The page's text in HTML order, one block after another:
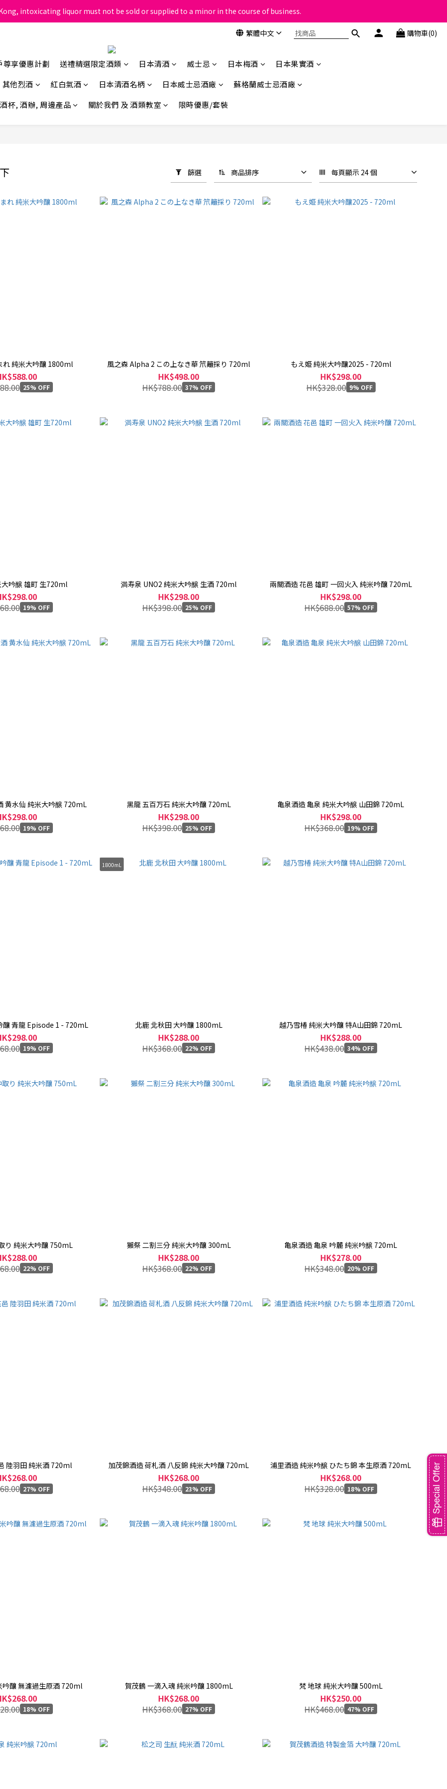
據香港法律，不得在業務過程中，向未成年人售賣或供應令人醺醉的酒類
intoxicating liquor must not be sold or supplied to a minor in the course of business.
繁體中文 購物車(0)
尊享優惠計劃 送禮精選限定酒類 日本清酒 威士忌 日本梅酒
日本果實酒
其他烈酒
紅白氣酒 日本清酒名柄 日本威士忌酒廠
蘇格蘭威士忌酒廠
酒杯, 酒辦, 周邊產品
關於我們 及 酒類教室 限時優惠/套裝
篩選 商品排序 每頁顯示 24 個
れ 純米大吟釀 1800ml
25% OFF
風之森 Alpha 2 この上なき華 笊籬採り 720ml
HK$498.00
HK$788.00 37% OFF
もえ姫 純米大吟釀2025 - 720ml
HK$298.00
HK$328.00 9% OFF
吟醸 雄町 生720ml
19% OFF
満寿泉 UNO2 純米大吟醸 生酒 720ml
HK$298.00
HK$398.00 25% OFF
兩關酒造 花邑 雄町 一回火入 純米吟釀 720mL
HK$298.00
HK$688.00 57% OFF
黄水仙 純米大吟醸 720mL
19% OFF
黑龍 五百万石 純米大吟釀 720mL
HK$298.00
HK$398.00 25% OFF
亀泉酒造 亀泉 純米大吟醸 山田錦 720mL
HK$298.00
HK$368.00 19% OFF
本田商店 龍力 大吟釀 青龍 Episode 1 - 720mL
19% OFF
1800mL
北鹿 北秋田 大吟釀 1800mL
HK$288.00
HK$368.00 22% OFF
越乃雪椿 純米大吟釀 特A山田錦 720mL
HK$288.00
HK$438.00 34% OFF
り 純米大吟釀 750mL
22% OFF
獺祭 二割三分 純米大吟釀 300mL
HK$288.00
HK$368.00 22% OFF
亀泉酒造 亀泉 吟麓 純米吟醸 720mL
HK$278.00
HK$348.00 20% OFF
陸羽田 純米酒 720ml
27% OFF
加茂錦酒造 荷札酒 八反錦 純米大吟釀 720mL
HK$268.00
HK$348.00 23% OFF
浦里酒造 純米吟醸 ひたち錦 本生原酒 720mL
HK$268.00
HK$328.00 18% OFF
吟釀 無濾過生原酒 720ml
18% OFF
賀茂鶴 一滴入魂 純米吟釀 1800mL
HK$268.00
HK$368.00 27% OFF
梵 地球 純米大吟釀 500mL
HK$250.00
HK$468.00 47% OFF
Special Offer